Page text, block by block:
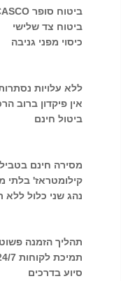
ביטוח סופר CASCO מלא
ביטוח צד שלישי
כיסוי מפני גניבה
ללא עלויות
אין פיקדון ברוב
ביטול חינם
מסירה חינם
קילומטראז' בלתי
נהג שני כלול ללא
תהליך הזמנה פשוט
תמיכת לקוחות 24/7
סיוע בדרכים